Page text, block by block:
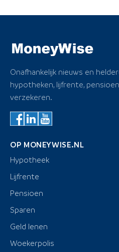
Onafhankelijk nieuws en
hypotheken, lijfrente,
verzekeren.
OP MONEYWISE.NL
Hypotheek
Lijfrente
Pensioen
Sparen
Geld lenen
Woekerpolis